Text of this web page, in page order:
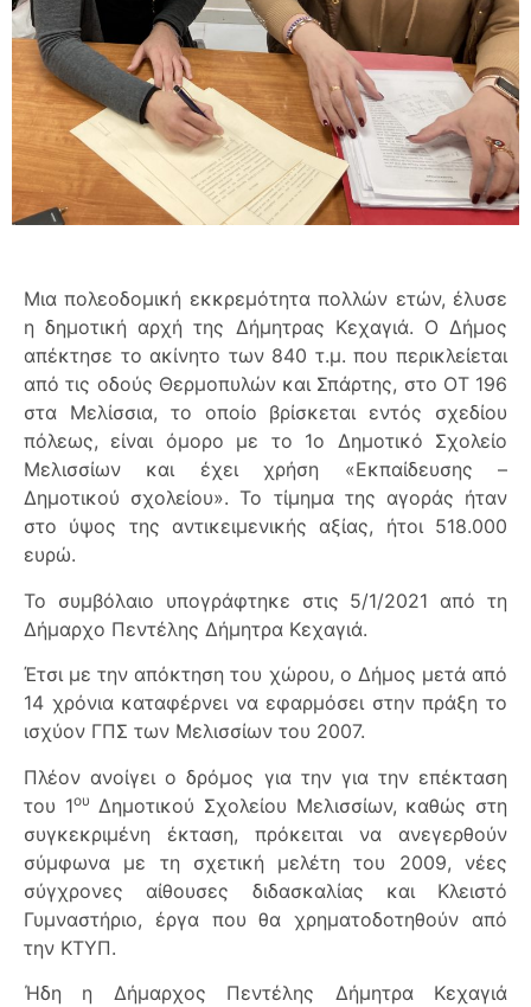
Μια πολεοδομική εκκρεμότητα πολλών ετών, έλυσε
η δημοτική αρχή της Δήμητρας Κεχαγιά. Ο Δήμος
απέκτησε το ακίνητο των 840 τ.μ. που περικλείεται
από τις οδούς Θερμοπυλών και Σπάρτης, στο ΟΤ 196
στα Μελίσσια, το οποίο βρίσκεται εντός σχεδίου
πόλεως, είναι όμορο με το 1ο Δημοτικό Σχολείο
Μελισσίων και έχει χρήση «Εκπαίδευσης –
Δημοτικού σχολείου». Το τίμημα της αγοράς ήταν
στο ύψος της αντικειμενικής αξίας, ήτοι 518.000
ευρώ.
Το συμβόλαιο υπογράφτηκε στις 5/1/2021 από τη
Δήμαρχο Πεντέλης Δήμητρα Κεχαγιά.
Έτσι με την απόκτηση του χώρου, ο Δήμος μετά από
14 χρόνια καταφέρνει να εφαρμόσει στην πράξη το
ισχύον ΓΠΣ των Μελισσίων του 2007.
Πλέον ανοίγει ο δρόμος για την για την επέκταση
του 1ου Δημοτικού Σχολείου Μελισσίων, καθώς στη
συγκεκριμένη έκταση, πρόκειται να ανεγερθούν
σύμφωνα με τη σχετική μελέτη του 2009, νέες
σύγχρονες αίθουσες διδασκαλίας και Κλειστό
Γυμναστήριο, έργα που θα χρηματοδοτηθούν από
την ΚΤΥΠ.
Ήδη η Δήμαρχος Πεντέλης Δήμητρα Κεχαγιά